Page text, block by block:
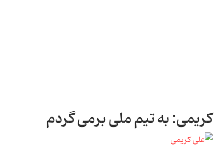
کریمی: به تیم ملی برمی گردم